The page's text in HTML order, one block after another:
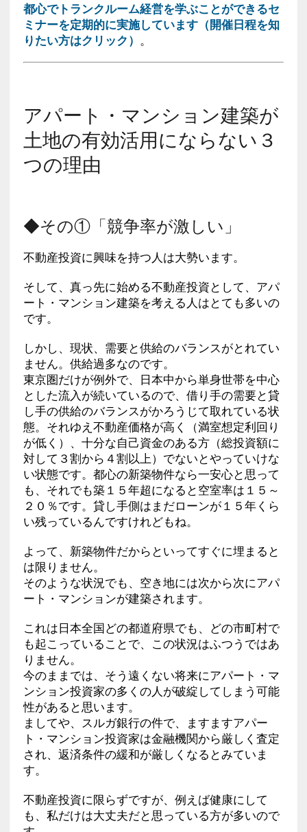
都心でトランクルーム経営を学ぶことができるセ
ミナーを定期的に実施しています（開催日程を知
りたい方はクリック） 。
アパート・マンション建築が
土地の有効活用にならない３
つの理由
◆その①「競争率が激しい」
不動産投資に興味を持つ人は大勢います。
そして、真っ先に始める不動産投資として、アパ
ート・マンション建築を考える人はとても多いの
です。
しかし、現状、需要と供給のバランスがとれてい
ません。供給過多なのです。
東京圏だけが例外で、日本中から単身世帯を中心
とした流入が続いているので、借り手の需要と貸
し手の供給のバランスがかろうじて取れている状
態。それゆえ不動産価格が高く（満室想定利回り
が低く）、十分な自己資金のある方（総投資額に
対して３割から４割以上）でないとやっていけな
い状態です。都心の新築物件なら一安心と思って
も、それでも築１５年超になると空室率は１５～
２０％です。貸し手側はまだローンが１５年くら
い残っているんですけれどもね。
よって、新築物件だからといってすぐに埋まると
は限りません。
そのような状況でも、空き地には次から次にアパ
ート・マンションが建築されます。
これは日本全国どの都道府県でも、どの市町村で
も起こっていることで、この状況はふつうではあ
りません。
今のままでは、そう遠くない将来にアパート・マ
ンション投資家の多くの人が破綻してしまう可能
性があると思います。
ましてや、スルガ銀行の件で、ますますアパー
ト・マンション投資家は金融機関から厳しく査定
され、返済条件の緩和が厳しくなるとみていま
す。
不動産投資に限らずですが、例えば健康にして
も、私だけは大丈夫だと思っている方が多いので